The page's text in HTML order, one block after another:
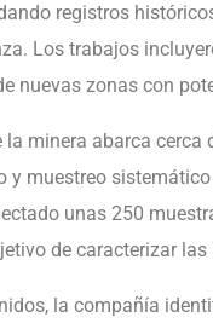
registros
Los trabajos
nuevas zonas con
la minera abarca
muestreo
unas 250
de caracterizar
la compañía